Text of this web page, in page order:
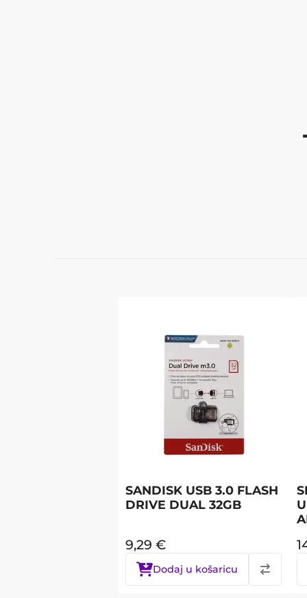
SANDISK USB 3.0 FLASH
DRIVE DUAL 32GB
9,29 €
Dodaj u košaricu